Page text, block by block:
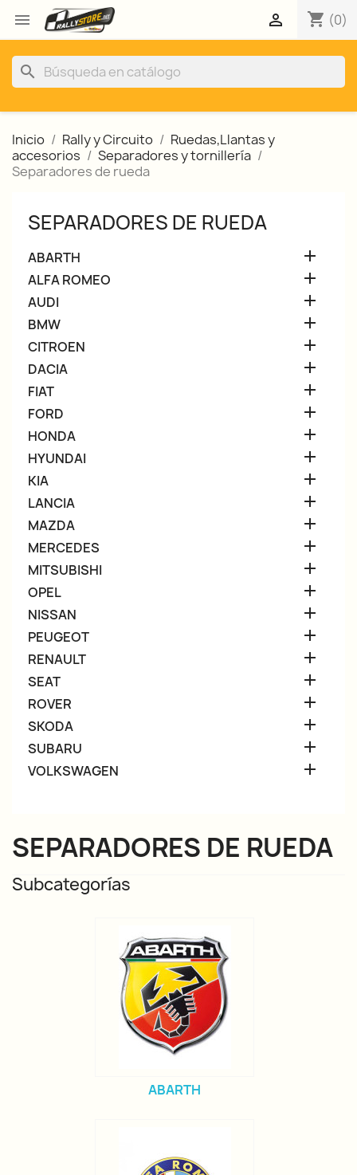
 shopping_cart (0)

search
Inicio Rally y Circuito
Ruedas,Llantas y
accesorios
Separadores y tornillería
Separadores de rueda
SEPARADORES DE RUEDA
ABARTH 
ALFA ROMEO 
AUDI 
BMW 
CITROEN 
DACIA 
FIAT 
FORD 
HONDA 
HYUNDAI 
KIA 
LANCIA 
MAZDA 
MERCEDES 
MITSUBISHI 
OPEL 
NISSAN 
PEUGEOT 
RENAULT 
SEAT 
ROVER 
SKODA 
SUBARU 
VOLKSWAGEN 
SEPARADORES DE RUEDA
Subcategorías
ABARTH